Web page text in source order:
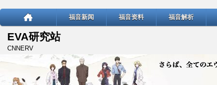
福音新闻 福音资料 福音解析
EVA研究站
CNNERV